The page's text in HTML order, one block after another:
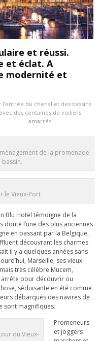
et réussi.
et éclat. A
modernité et
l’entrée du chenal et des bassins
avec des centaines de voiliers
amarrés.
de la promenade
le Vieux-Port
Blu Hotel témoigne de la
doute l’une des plus anciennes
en passant par la Belgique,
découvrant les charmes
il y a quelques années sans
Marseille, ses vieux
très célèbre Mucem,
arrête pour découvrir ou
séduisante en été comme
débarqués des navires de
sont magnifiques.
du Vieux-
Promeneurs
et joggers